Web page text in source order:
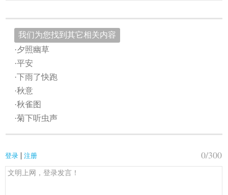
我们为您找到其它相关内容
·夕照幽草
·平安
·下雨了快跑
·秋意
·秋雀图
·菊下听虫声
登录 | 注册 0/300